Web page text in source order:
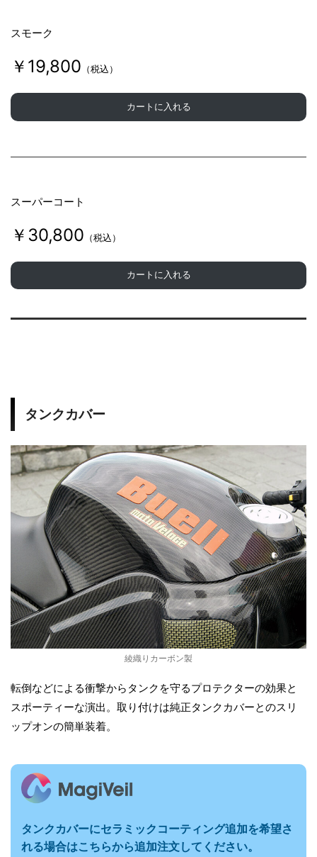
スモーク
￥19,800 （税込）
カートに入れる
スーパーコート
￥30,800 （税込）
カートに入れる
タンクカバー
綾織りカーボン製
転倒などによる衝撃からタンクを守るプロテクターの効果と
スポーティーな演出。取り付けは純正タンクカバーとのスリ
ップオンの簡単装着。
タンクカバーにセラミックコーティング追加を希望さ
れる場合はこちらから追加注文してください。